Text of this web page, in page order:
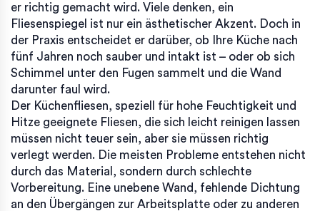
er richtig gemacht wird. Viele denken, ein
Fliesenspiegel ist nur ein ästhetischer Akzent. Doch in
der Praxis entscheidet er darüber, ob Ihre Küche nach
fünf Jahren noch sauber und intakt ist – oder ob sich
Schimmel unter den Fugen sammelt und die Wand
darunter faul wird.
Der Küchenfliesen, speziell für hohe Feuchtigkeit und
Hitze geeignete Fliesen, die sich leicht reinigen lassen
müssen nicht teuer sein, aber sie müssen richtig
verlegt werden. Die meisten Probleme entstehen nicht
durch das Material, sondern durch schlechte
Vorbereitung. Eine unebene Wand, fehlende Dichtung
an den Übergängen zur Arbeitsplatte oder zu anderen